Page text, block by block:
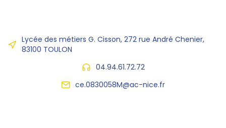
Lycée des métiers G. Cisson, 272 rue André Chenier,
83100 TOULON
04.94.61.72.72
ce.0830058M@ac-nice.fr